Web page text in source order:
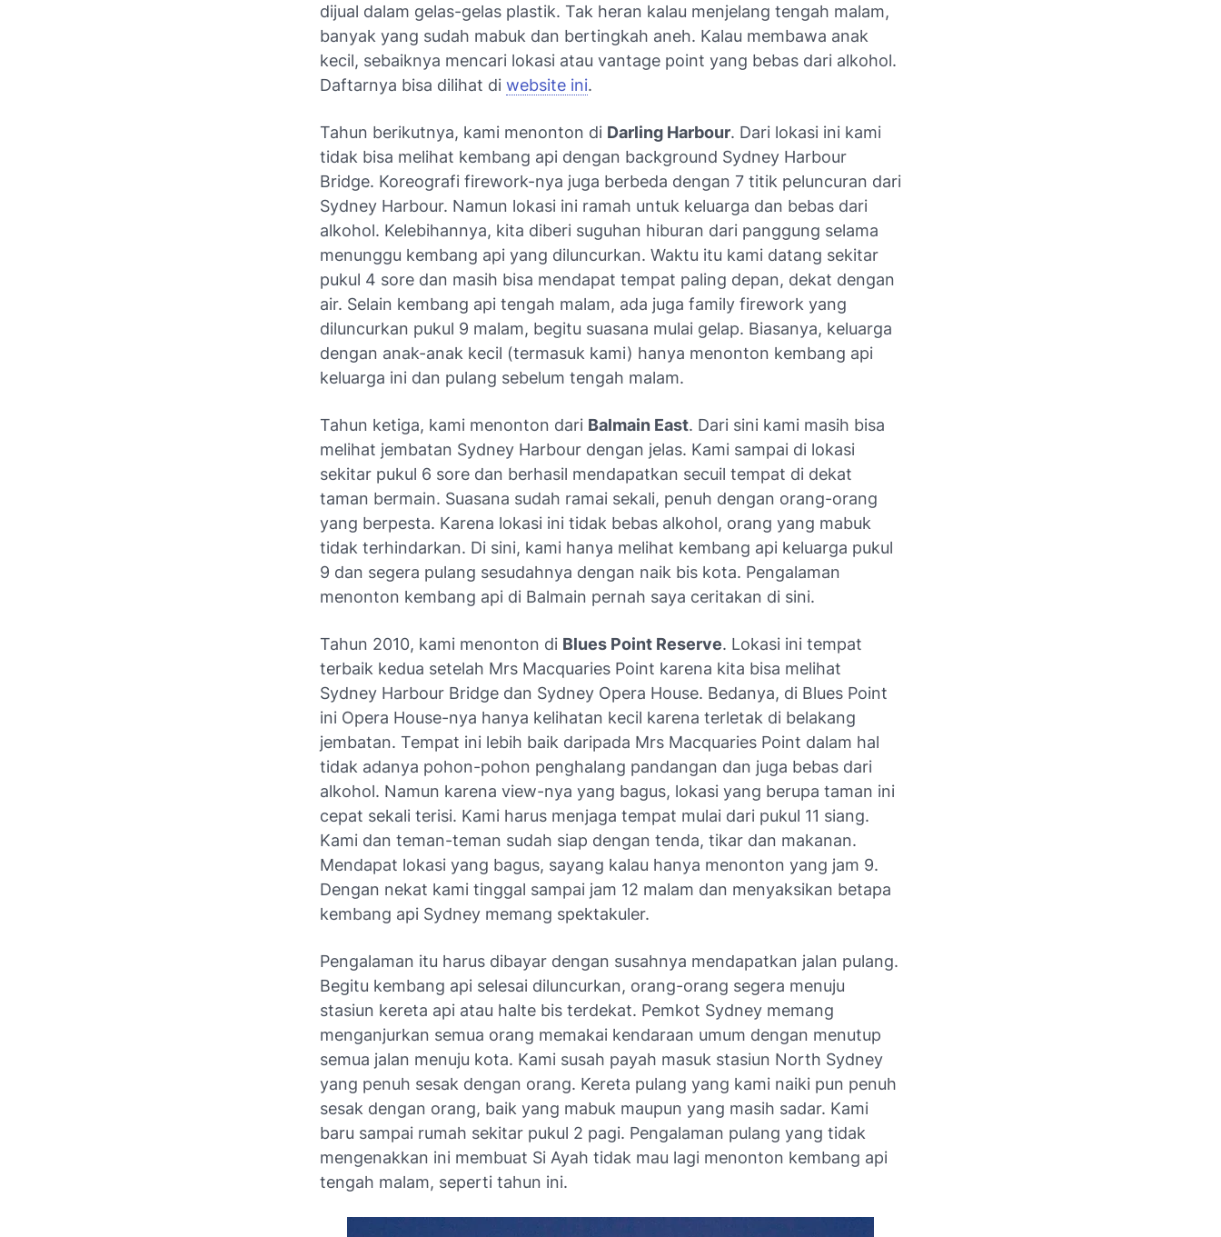
dijual dalam gelas-gelas plastik. Tak heran kalau menjelang tengah malam,
banyak yang sudah mabuk dan bertingkah aneh. Kalau membawa anak
kecil, sebaiknya mencari lokasi atau vantage point yang bebas dari alkohol.
Daftarnya bisa dilihat di website ini.
Tahun berikutnya, kami menonton di Darling Harbour. Dari lokasi ini kami
tidak bisa melihat kembang api dengan background Sydney Harbour
Bridge. Koreografi firework-nya juga berbeda dengan 7 titik peluncuran dari
Sydney Harbour. Namun lokasi ini ramah untuk keluarga dan bebas dari
alkohol. Kelebihannya, kita diberi suguhan hiburan dari panggung selama
menunggu kembang api yang diluncurkan. Waktu itu kami datang sekitar
pukul 4 sore dan masih bisa mendapat tempat paling depan, dekat dengan
air. Selain kembang api tengah malam, ada juga family firework yang
diluncurkan pukul 9 malam, begitu suasana mulai gelap. Biasanya, keluarga
dengan anak-anak kecil (termasuk kami) hanya menonton kembang api
keluarga ini dan pulang sebelum tengah malam.
Tahun ketiga, kami menonton dari Balmain East. Dari sini kami masih bisa
melihat jembatan Sydney Harbour dengan jelas. Kami sampai di lokasi
sekitar pukul 6 sore dan berhasil mendapatkan secuil tempat di dekat
taman bermain. Suasana sudah ramai sekali, penuh dengan orang-orang
yang berpesta. Karena lokasi ini tidak bebas alkohol, orang yang mabuk
tidak terhindarkan. Di sini, kami hanya melihat kembang api keluarga pukul
9 dan segera pulang sesudahnya dengan naik bis kota. Pengalaman
menonton kembang api di Balmain pernah saya ceritakan di sini.
Tahun 2010, kami menonton di Blues Point Reserve. Lokasi ini tempat
terbaik kedua setelah Mrs Macquaries Point karena kita bisa melihat
Sydney Harbour Bridge dan Sydney Opera House. Bedanya, di Blues Point
ini Opera House-nya hanya kelihatan kecil karena terletak di belakang
jembatan. Tempat ini lebih baik daripada Mrs Macquaries Point dalam hal
tidak adanya pohon-pohon penghalang pandangan dan juga bebas dari
alkohol. Namun karena view-nya yang bagus, lokasi yang berupa taman ini
cepat sekali terisi. Kami harus menjaga tempat mulai dari pukul 11 siang.
Kami dan teman-teman sudah siap dengan tenda, tikar dan makanan.
Mendapat lokasi yang bagus, sayang kalau hanya menonton yang jam 9.
Dengan nekat kami tinggal sampai jam 12 malam dan menyaksikan betapa
kembang api Sydney memang spektakuler.
Pengalaman itu harus dibayar dengan susahnya mendapatkan jalan pulang.
Begitu kembang api selesai diluncurkan, orang-orang segera menuju
stasiun kereta api atau halte bis terdekat. Pemkot Sydney memang
menganjurkan semua orang memakai kendaraan umum dengan menutup
semua jalan menuju kota. Kami susah payah masuk stasiun North Sydney
yang penuh sesak dengan orang. Kereta pulang yang kami naiki pun penuh
sesak dengan orang, baik yang mabuk maupun yang masih sadar. Kami
baru sampai rumah sekitar pukul 2 pagi. Pengalaman pulang yang tidak
mengenakkan ini membuat Si Ayah tidak mau lagi menonton kembang api
tengah malam, seperti tahun ini.